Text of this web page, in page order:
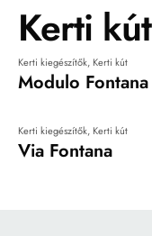
Kerti kút
Kerti kiegészítők, Kerti kút
Modulo Fontana
Kerti kiegészítők, Kerti kút
Via Fontana